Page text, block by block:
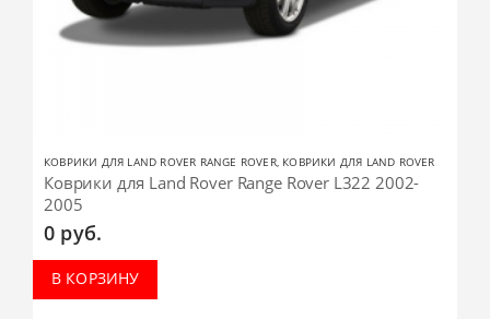
КОВРИКИ ДЛЯ LAND ROVER RANGE ROVER, КОВРИКИ ДЛЯ LAND ROVER
Коврики для Land Rover Range Rover L322 2002-
2005
0 руб.
В КОРЗИНУ